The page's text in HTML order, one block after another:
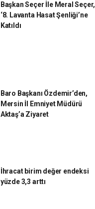
Başkan Seçer İle Meral Seçer,
‘8. Lavanta Hasat Şenliği’ne
Katıldı
Baro Başkanı Özdemir’den,
Mersin İl Emniyet Müdürü
Aktaş’a Ziyaret
İhracat birim değer endeksi
yüzde 3,3 arttı